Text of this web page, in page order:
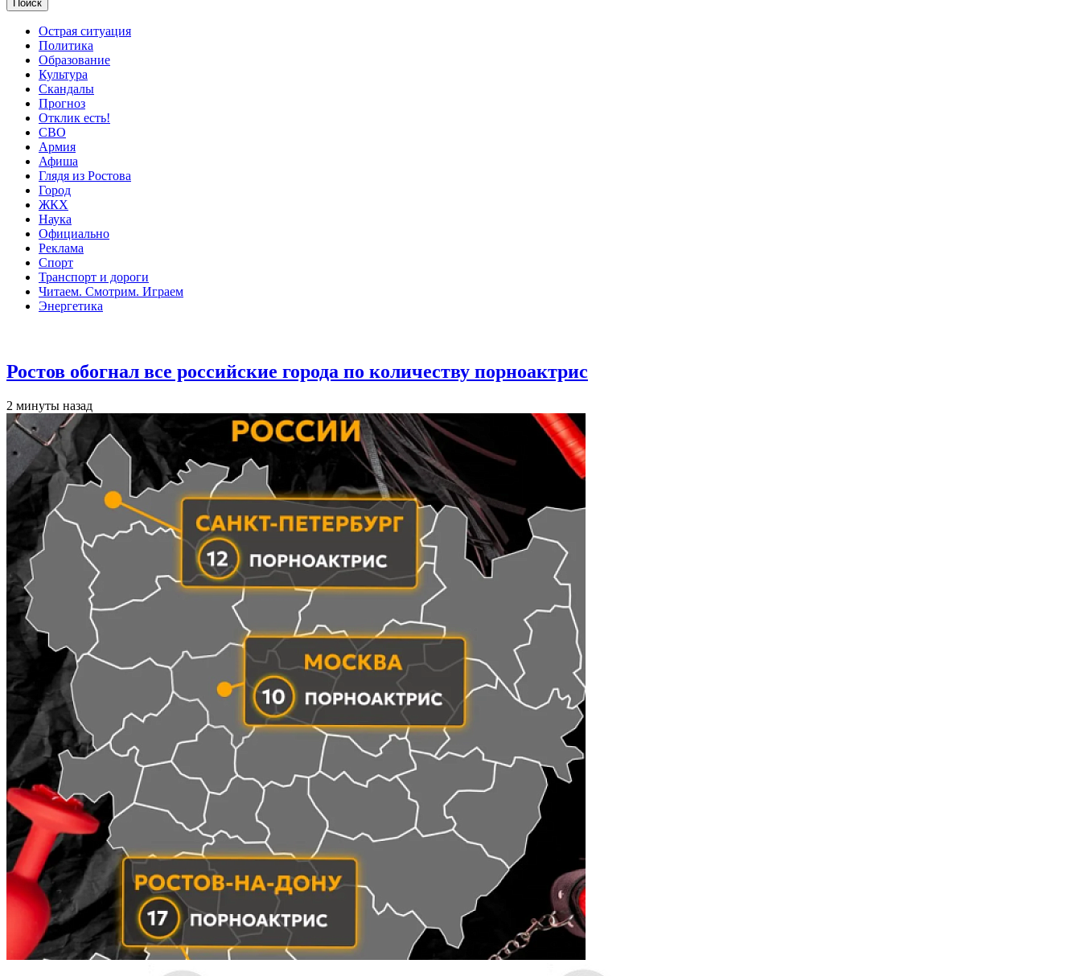
Острая ситуация
Политика
Образование
Культура
Скандалы
Прогноз
Отклик есть!
СВО
Армия
Афиша
Глядя из Ростова
Город
ЖКХ
Наука
Официально
Реклама
Спорт
Транспорт и дороги
Читаем. Смотрим. Играем
Энергетика
Ростов обогнал все российские города по количеству порноактрис
2 минуты назад